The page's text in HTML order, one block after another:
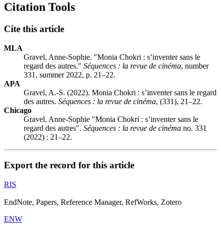
Citation Tools
Cite this article
MLA
Gravel, Anne-Sophie. "Monia Chokri : s’inventer sans le
regard des autres." Séquences : la revue de cinéma, number
331, summer 2022, p. 21–22.
APA
Gravel, A.-S. (2022). Monia Chokri : s’inventer sans le regard
des autres. Séquences : la revue de cinéma, (331), 21–22.
Chicago
Gravel, Anne-Sophie "Monia Chokri : s’inventer sans le
regard des autres". Séquences : la revue de cinéma no. 331
(2022) : 21–22.
Export the record for this article
RIS
EndNote, Papers, Reference Manager, RefWorks, Zotero
ENW